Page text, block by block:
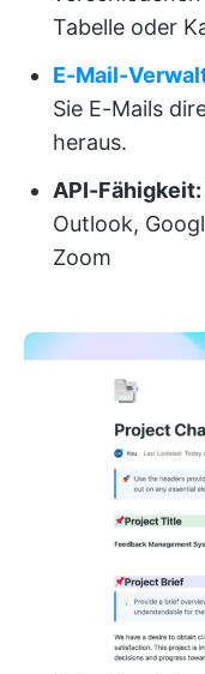
Tabelle oder
E-Mail-
Sie E-Mails
heraus.
API-Fähigkeit:
Outlook,
Zoom